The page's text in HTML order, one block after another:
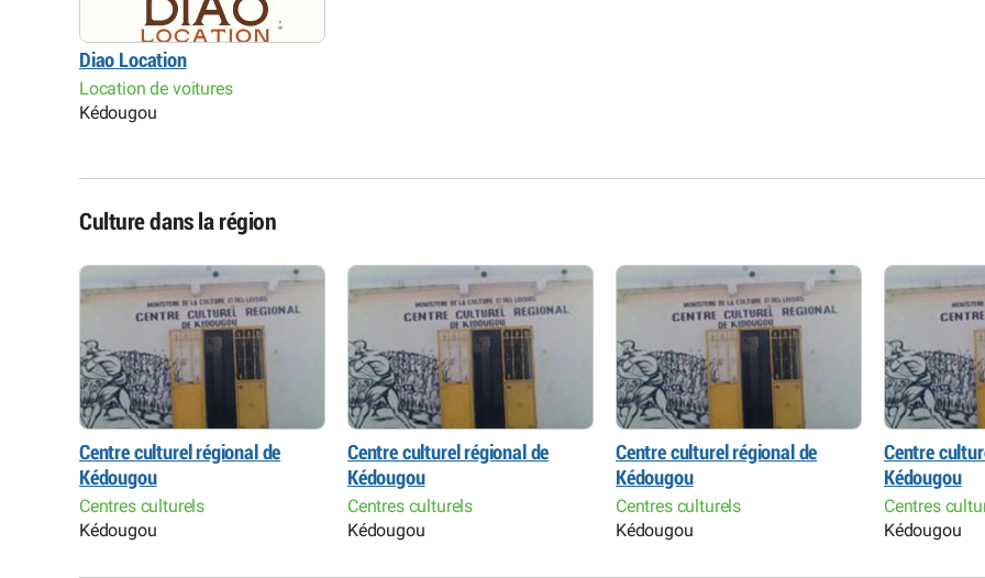
Diao Location
Location de voitures
Kédougou
Culture dans la région
Centre culturel régional de
Kédougou
Centres culturels
Kédougou
Centre culturel régional de
Kédougou
Centres culturels
Kédougou
Centre culturel régional de
Kédougou
Centres culturels
Kédougou
Centre
Kédougou
Centres
Kédougou